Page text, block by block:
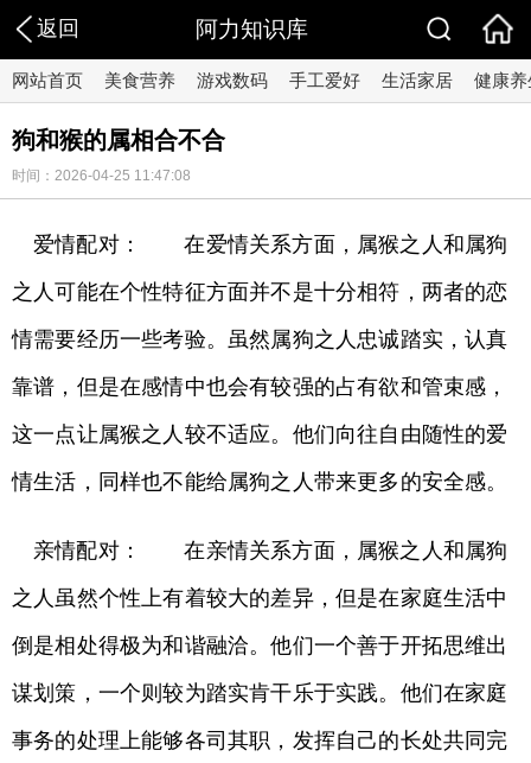
返回 阿力知识库
网站首页 美食营养 游戏数码 手工爱好 生活家居 健康养
狗和猴的属相合不合
时间：2026-04-25 11:47:08
爱情配对： 在爱情关系方面，属猴之人和属狗
之人可能在个性特征方面并不是十分相符，两者的恋
情需要经历一些考验。虽然属狗之人忠诚踏实，认真
靠谱，但是在感情中也会有较强的占有欲和管束感，
这一点让属猴之人较不适应。他们向往自由随性的爱
情生活，同样也不能给属狗之人带来更多的安全感。
亲情配对： 在亲情关系方面，属猴之人和属狗
之人虽然个性上有着较大的差异，但是在家庭生活中
倒是相处得极为和谐融洽。他们一个善于开拓思维出
谋划策，一个则较为踏实肯干乐于实践。他们在家庭
事务的处理上能够各司其职，发挥自己的长处共同完